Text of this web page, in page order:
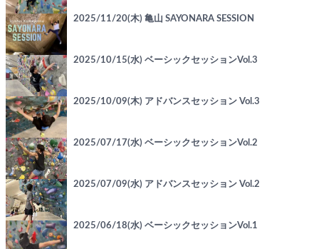
2025/11/20(木) 亀山 SAYONARA SESSION
2025/10/15(水) ベーシックセッションVol.3
2025/10/09(木) アドバンスセッション Vol.3
2025/07/17(水) ベーシックセッションVol.2
2025/07/09(水) アドバンスセッション Vol.2
2025/06/18(水) ベーシックセッションVol.1